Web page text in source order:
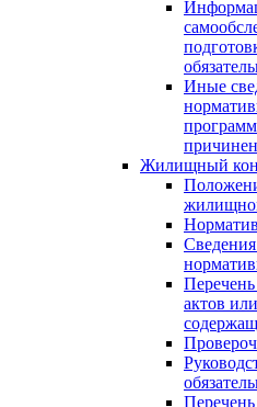
Иные
Жилищный
актов